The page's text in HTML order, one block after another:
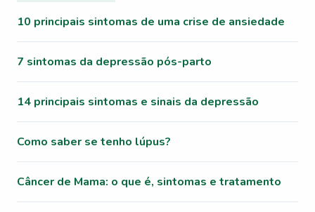
10 principais sintomas de uma crise de ansiedade
7 sintomas da depressão pós-parto
14 principais sintomas e sinais da depressão
Como saber se tenho lúpus?
Câncer de Mama: o que é, sintomas e tratamento